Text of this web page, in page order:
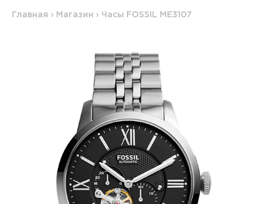
Главная › Магазин › Часы FOSSIL ME3107